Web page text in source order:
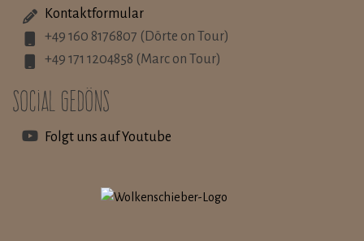
Kontaktformular
+49 160 8176807 (Dörte on Tour)
+49 171 1204858 (Marc on Tour)
Social Gedöns
Folgt uns auf Youtube